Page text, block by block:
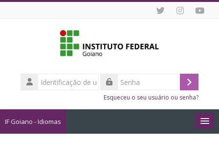
Identificação
de
Acessar
Esqueceu o seu usuário ou senha?
IF Goiano - Idiomas